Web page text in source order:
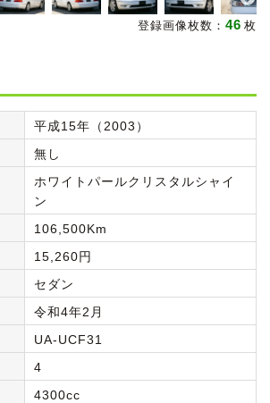
登録画像枚数： 46 枚
平成15年（2003）
無し
ホワイトパールクリスタルシャイ
ン
106,500Km
15,260円
セダン
令和4年2月
UA-UCF31
4
4300cc